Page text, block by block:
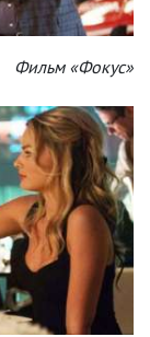
Фильм «Фокус»